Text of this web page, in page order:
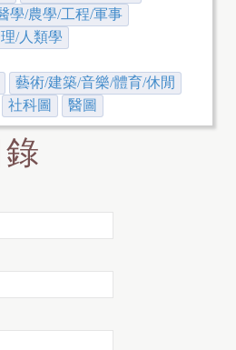
學/農學/工程/軍事
/人類學
藝術/建築/音樂/體育/休閒
社科圖 醫圖